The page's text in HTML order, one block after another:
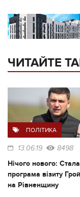
ЧИТАЙТЕ
ПОЛІТИКА
13.06.19 8498
Нічого нового:
програма візиту
на Рівненщину